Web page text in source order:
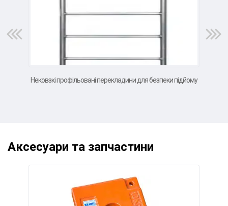
Нековзкі профільовані перекладини для безпеки підйому
Аксесуари та запчастини